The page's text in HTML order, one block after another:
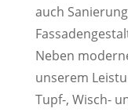
auch
Neben
unserem
Tupf-, Wisch-